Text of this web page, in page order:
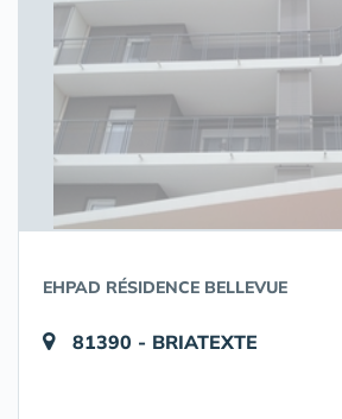
EHPAD RÉSIDENCE BELLEVUE
81390 - BRIATEXTE